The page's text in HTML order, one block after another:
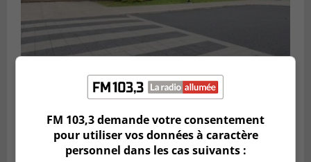
Publié le 18 juillet 2026 à 10h00
Deux projets scolaires pourront
développer à Longueuil
FM 103,3 demande votre consentement
pour utiliser vos données à caractère
personnel dans les cas suivants :